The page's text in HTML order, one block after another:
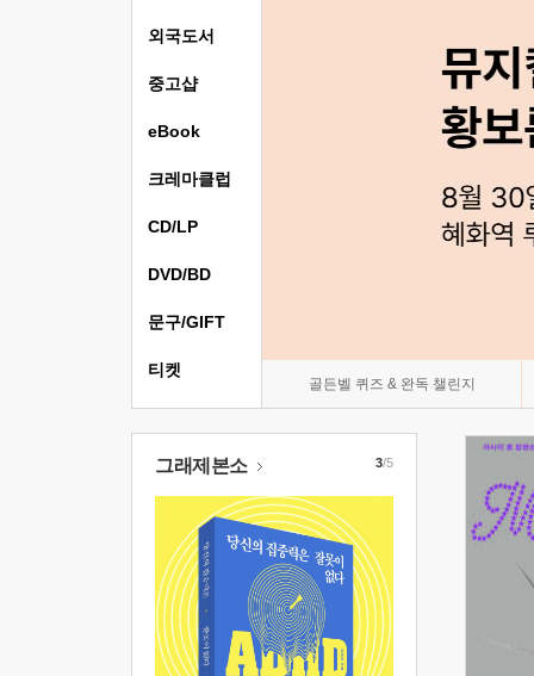
골든벨 퀴즈 & 완독 챌린지
외국도서
중고샵
eBook
크레마클럽
CD/LP
DVD/BD
문구/GIFT
티켓
그래제본소 3/5